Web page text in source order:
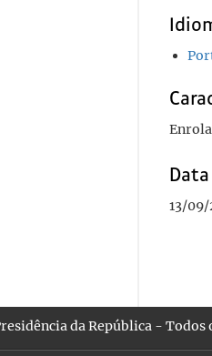
13/09/
da República -